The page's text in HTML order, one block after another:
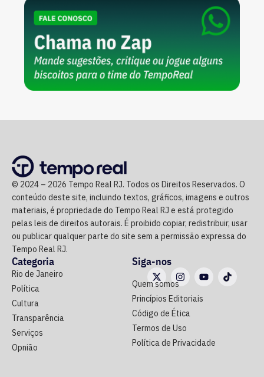
© 2024 – 2026 Tempo Real RJ. Todos os Direitos Reservados. O
conteúdo deste site, incluindo textos, gráficos, imagens e outros
materiais, é propriedade do Tempo Real RJ e está protegido
pelas leis de direitos autorais. É proibido copiar, redistribuir, usar
ou publicar qualquer parte do site sem a permissão expressa do
Tempo Real RJ.
Categoria
Rio de Janeiro
Política
Cultura
Transparência
Serviços
Opnião
Siga-nos
Quem somos
Princípios Editoriais
Código de Ética
Termos de Uso
Política de Privacidade